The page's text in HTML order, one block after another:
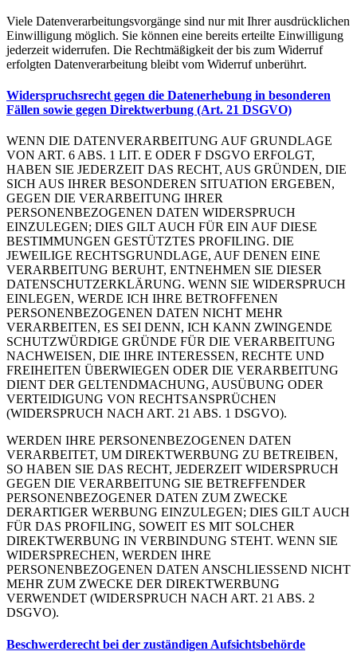
Viele Datenverarbeitungsvorgänge sind nur mit Ihrer ausdrücklichen
Einwilligung möglich. Sie können eine bereits erteilte Einwilligung
jederzeit widerrufen. Die Rechtmäßigkeit der bis zum Widerruf
erfolgten Datenverarbeitung bleibt vom Widerruf unberührt.
Widerspruchsrecht gegen die Datenerhebung in besonderen
Fällen sowie gegen Direktwerbung (Art. 21 DSGVO)
WENN DIE DATENVERARBEITUNG AUF GRUNDLAGE
VON ART. 6 ABS. 1 LIT. E ODER F DSGVO ERFOLGT,
HABEN SIE JEDERZEIT DAS RECHT, AUS GRÜNDEN, DIE
SICH AUS IHRER BESONDEREN SITUATION ERGEBEN,
GEGEN DIE VERARBEITUNG IHRER
PERSONENBEZOGENEN DATEN WIDERSPRUCH
EINZULEGEN; DIES GILT AUCH FÜR EIN AUF DIESE
BESTIMMUNGEN GESTÜTZTES PROFILING. DIE
JEWEILIGE RECHTSGRUNDLAGE, AUF DENEN EINE
VERARBEITUNG BERUHT, ENTNEHMEN SIE DIESER
DATENSCHUTZERKLÄRUNG. WENN SIE WIDERSPRUCH
EINLEGEN, WERDE ICH IHRE BETROFFENEN
PERSONENBEZOGENEN DATEN NICHT MEHR
VERARBEITEN, ES SEI DENN, ICH KANN ZWINGENDE
SCHUTZWÜRDIGE GRÜNDE FÜR DIE VERARBEITUNG
NACHWEISEN, DIE IHRE INTERESSEN, RECHTE UND
FREIHEITEN ÜBERWIEGEN ODER DIE VERARBEITUNG
DIENT DER GELTENDMACHUNG, AUSÜBUNG ODER
VERTEIDIGUNG VON RECHTSANSPRÜCHEN
(WIDERSPRUCH NACH ART. 21 ABS. 1 DSGVO).
WERDEN IHRE PERSONENBEZOGENEN DATEN
VERARBEITET, UM DIREKTWERBUNG ZU BETREIBEN,
SO HABEN SIE DAS RECHT, JEDERZEIT WIDERSPRUCH
GEGEN DIE VERARBEITUNG SIE BETREFFENDER
PERSONENBEZOGENER DATEN ZUM ZWECKE
DERARTIGER WERBUNG EINZULEGEN; DIES GILT AUCH
FÜR DAS PROFILING, SOWEIT ES MIT SOLCHER
DIREKTWERBUNG IN VERBINDUNG STEHT. WENN SIE
WIDERSPRECHEN, WERDEN IHRE
PERSONENBEZOGENEN DATEN ANSCHLIESSEND NICHT
MEHR ZUM ZWECKE DER DIREKTWERBUNG
VERWENDET (WIDERSPRUCH NACH ART. 21 ABS. 2
DSGVO).
Beschwerde­recht bei der zuständigen Aufsichts­behörde